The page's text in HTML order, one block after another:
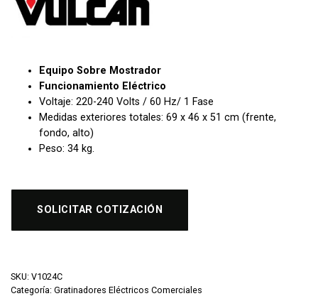
Equipo Sobre Mostrador
Funcionamiento Eléctrico
Voltaje: 220-240 Volts / 60 Hz/ 1 Fase
Medidas exteriores totales: 69 x 46 x 51 cm (frente,
fondo, alto)
Peso: 34 kg.
SOLICITAR COTIZACIÓN
SKU: V1024C
Categoría: Gratinadores Eléctricos Comerciales